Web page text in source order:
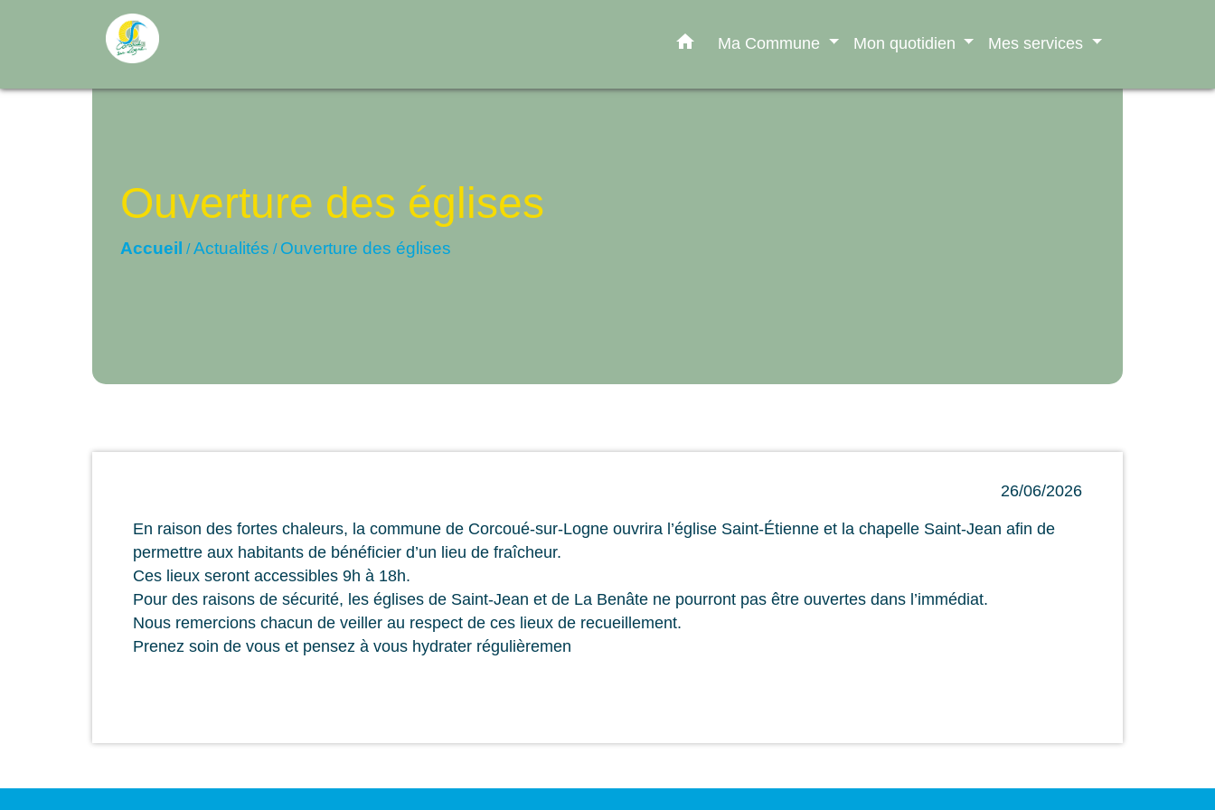
home Ma Commune Mon quotidien Mes services
Ouverture des églises
Accueil /Actualités / Ouverture des églises
26/06/2026
En raison des fortes chaleurs, la commune de Corcoué-sur-Logne ouvrira l’église Saint-Étienne et la chapelle Saint-Jean afin de
permettre aux habitants de bénéficier d’un lieu de fraîcheur.
Ces lieux seront accessibles 9h à 18h.
Pour des raisons de sécurité, les églises de Saint-Jean et de La Benâte ne pourront pas être ouvertes dans l’immédiat.
Nous remercions chacun de veiller au respect de ces lieux de recueillement.
Prenez soin de vous et pensez à vous hydrater régulièremen